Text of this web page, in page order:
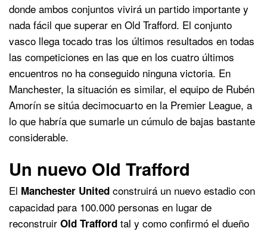
donde ambos conjuntos vivirá un partido importante y
nada fácil que superar en Old Trafford. El conjunto
vasco llega tocado tras los últimos resultados en todas
las competiciones en las que en los cuatro últimos
encuentros no ha conseguido ninguna victoria. En
Manchester, la situación es similar, el equipo de Rubén
Amorín se sitúa decimocuarto en la Premier League, a
lo que habría que sumarle un cúmulo de bajas bastante
considerable.
Un nuevo Old Trafford
El Manchester United construirá un nuevo estadio con
capacidad para 100.000 personas en lugar de
reconstruir Old Trafford tal y como confirmó el dueño